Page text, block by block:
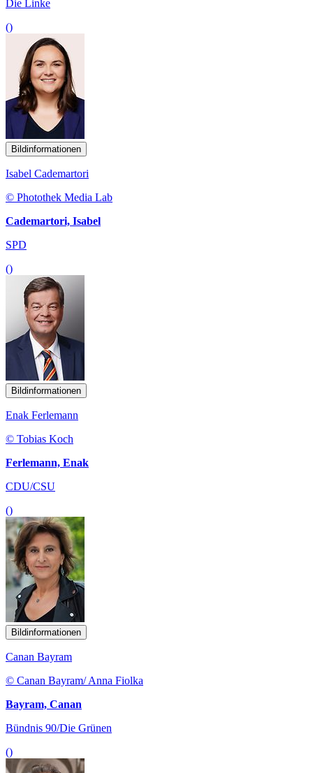
Die Linke
()
Bildinformationen
Isabel Cademartori
© Photothek Media Lab
Cademartori, Isabel
SPD
()
Bildinformationen
Enak Ferlemann
© Tobias Koch
Ferlemann, Enak
CDU/CSU
()
Bildinformationen
Canan Bayram
© Canan Bayram/ Anna Fiolka
Bayram, Canan
Bündnis 90/Die Grünen
()